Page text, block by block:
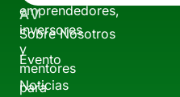
emprendedores,
inversores
y
mentores
para
AV
Sobre Nosotros
Evento
Noticias